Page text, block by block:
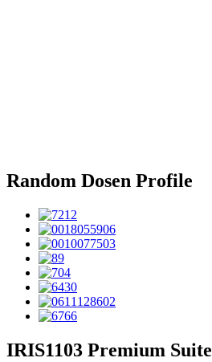
Random Dosen Profile
IRIS1103 Premium Suite